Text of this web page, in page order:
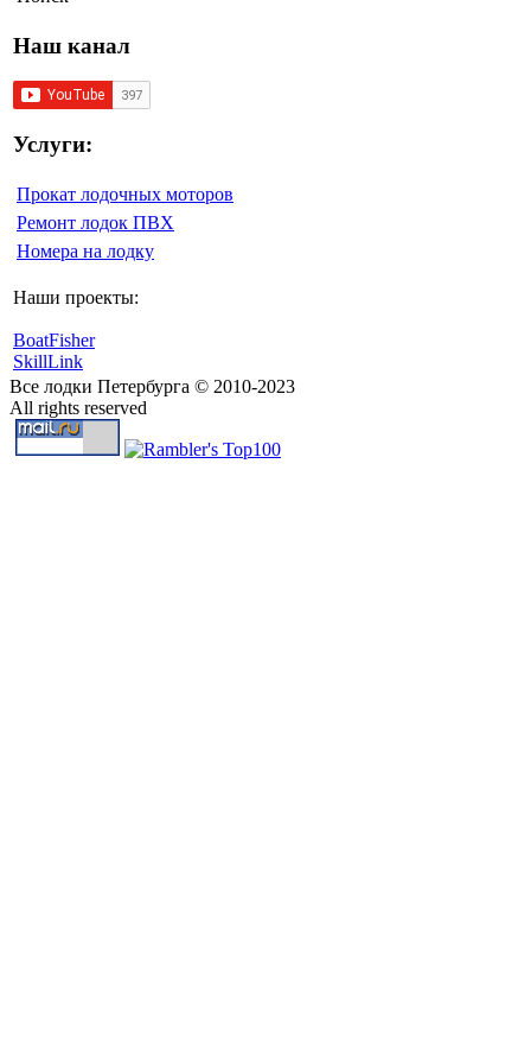
Наш канал
Услуги:
Прокат лодочных моторов
Ремонт лодок ПВХ
Номера на лодку
Наши проекты:
BoatFisher
SkillLink
Все лодки Петербурга © 2010-2023
All rights reserved